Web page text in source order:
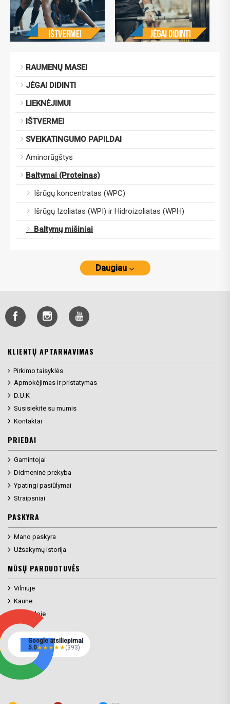
RAUMENŲ MASEI
JĖGAI DIDINTI
LIEKNĖJIMUI
IŠTVERMEI
SVEIKATINGUMO PAPILDAI
Aminorūgštys
Baltymai (Proteinas)
Išrūgų koncentratas (WPC)
Išrūgų Izoliatas (WPI) ir Hidroizoliatas (WPH)
Baltymų mišiniai
Daugiau
KLIENTŲ APTARNAVIMAS
Pirkimo taisyklės
Apmokėjimas ir pristatymas
D.U.K
Susisiekite su mumis
Kontaktai
PRIEDAI
Gamintojai
Didmeninė prekyba
Ypatingi pasiūlymai
Straipsniai
PASKYRA
Mano paskyra
Užsakymų istorija
MŪSŲ PARDUOTUVĖS
Vilniuje
Kaune
Klaipėdoje
Google atsiliepimai
5.0★★★★★(393)